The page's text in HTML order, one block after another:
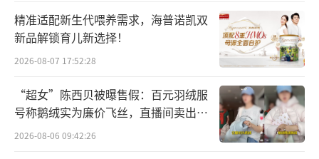
万贷款返点9000元”“上海买房省下一笔
钱”的贴子。
精准适配新生代喂养需求，海普诺凯双
新品解锁育儿新选择！
2026-08-07 17:52:28
“超女”陈西贝被曝售假：百元羽绒服
号称鹅绒实为廉价飞丝，直播间卖出超
百万元
2026-08-06 09:42:26